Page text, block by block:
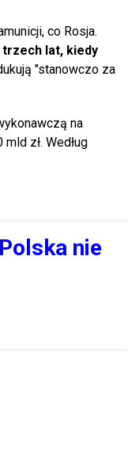
co Rosja.
lat, kiedy
"stanowczo za
na
zł. Według
nie